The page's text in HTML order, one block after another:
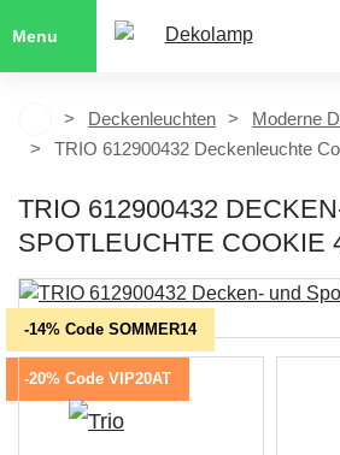
Menu
Deckenleuchten
Moderne
TRIO 612900432 Deckenleuchte
TRIO 612900432
SPOTLEUCHTE COOKIE
-14% Code SOMMER14
-20% Code VIP20AT